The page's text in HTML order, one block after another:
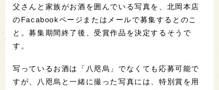
父さんと家族がお酒を囲んでいる写真を、北岡本店
のFacabookページまたはメールで募集するとのこ
と。募集期間終了後、受賞作品を決定するそうで
す。
写っているお酒は「八咫烏」でなくても応募可能で
すが、八咫烏と一緒に撮った写真には、特別賞を用